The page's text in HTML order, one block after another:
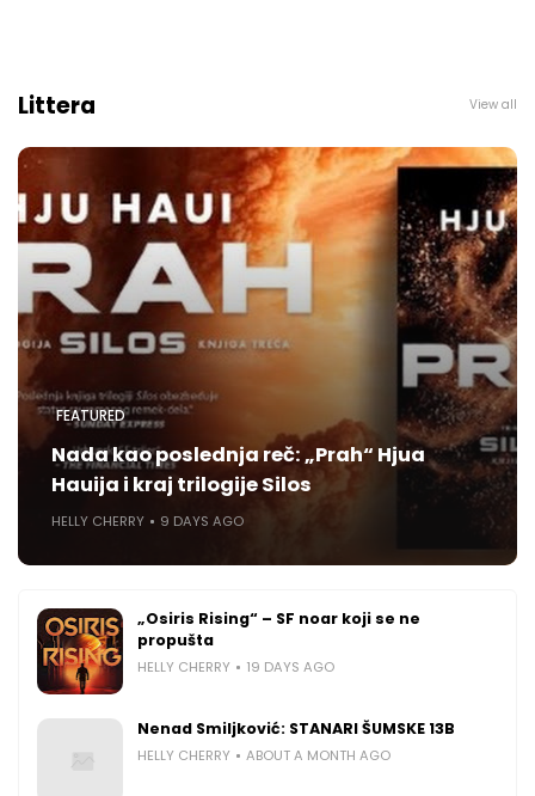
Littera View all
FEATURED
Nada kao poslednja reč: „Prah“ Hjua
Hauija i kraj trilogije Silos
HELLY CHERRY 9 DAYS AGO
„Osiris Rising“ – SF noar koji se ne
propušta
HELLY CHERRY 19 DAYS AGO
Nenad Smiljković: STANARI ŠUMSKE 13B
HELLY CHERRY ABOUT A MONTH AGO